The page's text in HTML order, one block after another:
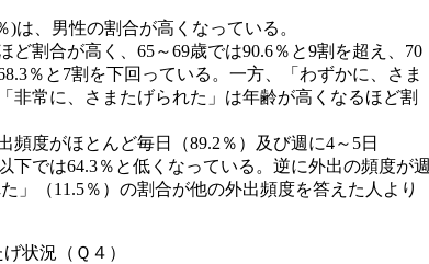
は、男性の割合が高くなっている。
割合が高く、65～69歳では90.6％と9割を超え、70
％と7割を下回っている。一方、「わずかに、さま
常に、さまたげられた」は年齢が高くなるほど割
度がほとんど毎日（89.2％）及び週に4～5日
下では64.3％と低くなっている。逆に外出の頻度が週
」（11.5％）の割合が他の外出頻度を答えた人より
状況（Ｑ４）